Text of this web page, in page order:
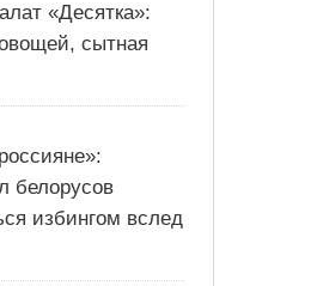
«Десятка»:
сытная
белорусов
избингом вслед